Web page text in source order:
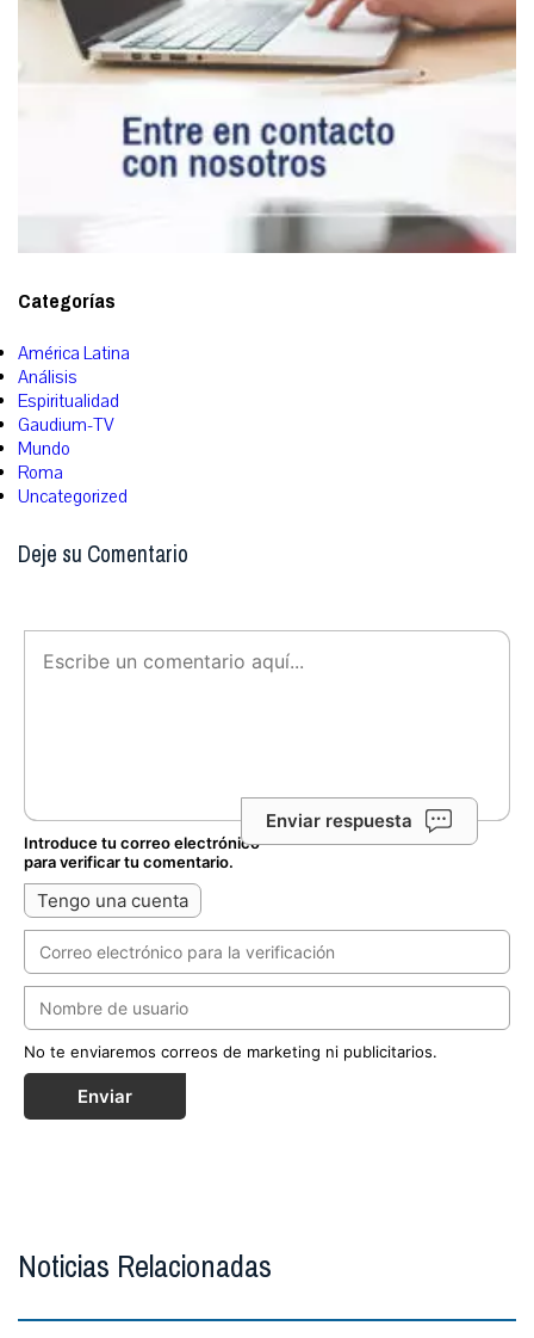
Categorías
América Latina
Análisis
Espiritualidad
Gaudium-TV
Mundo
Roma
Uncategorized
Deje su Comentario
Enviar respuesta
Introduce tu correo electrónico
para verificar tu comentario.
Tengo una cuenta
No te enviaremos correos de marketing ni publicitarios.
Enviar
Noticias Relacionadas